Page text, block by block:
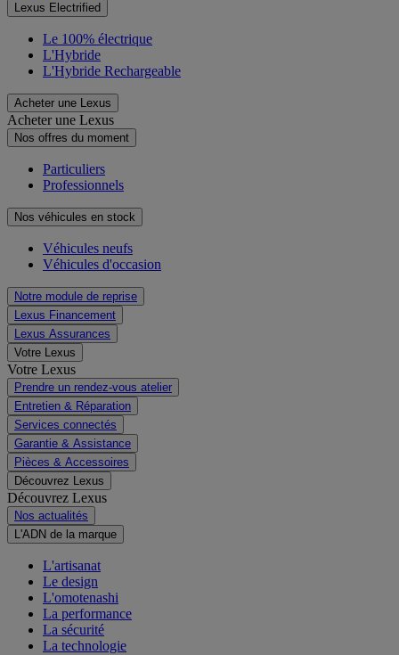
Lexus Electrified
Le 100% électrique
L'Hybride
L'Hybride Rechargeable
Acheter une Lexus
Acheter une Lexus
Nos offres du moment
Particuliers
Professionnels
Nos véhicules en stock
Véhicules neufs
Véhicules d'occasion
Notre module de reprise
Lexus Financement
Lexus Assurances
Votre Lexus
Votre Lexus
Prendre un rendez-vous atelier
Entretien & Réparation
Services connectés
Garantie & Assistance
Pièces & Accessoires
Découvrez Lexus
Découvrez Lexus
Nos actualités
L'ADN de la marque
L'artisanat
Le design
L'omotenashi
La performance
La sécurité
La technologie